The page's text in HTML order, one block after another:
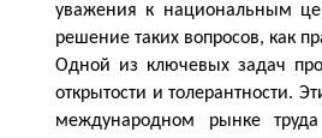
уважения к национальным
решение таких вопросов, как
Одной из ключевых задач
открытости и толерантности.
международном рынке